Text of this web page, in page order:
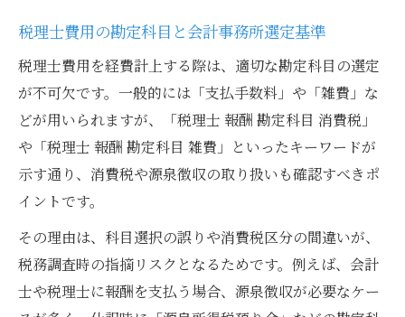
税理士費用の勘定科目と会計事務所選定基準
税理士費用を経費計上する際は、適切な勘定科目の選定
が不可欠です。一般的には「支払手数料」や「雑費」な
どが用いられますが、「税理士 報酬 勘定科目 消費税」
や「税理士 報酬 勘定科目 雑費」といったキーワードが
示す通り、消費税や源泉徴収の取り扱いも確認すべきポ
イントです。
その理由は、科目選択の誤りや消費税区分の間違いが、
税務調査時の指摘リスクとなるためです。例えば、会計
士や税理士に報酬を支払う場合、源泉徴収が必要なケー